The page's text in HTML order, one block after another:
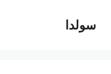
محتواسولدا